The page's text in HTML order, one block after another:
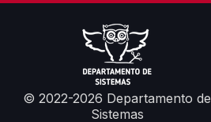
© 2022-2026 Departamento de
Sistemas